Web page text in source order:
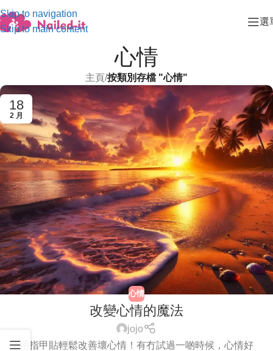
Skip to navigation
Skip to main content
選
心情
主頁/按類別存檔 "心情"
18
2 月
心情
改變心情的魔法
jojo
用指甲貼輕鬆改善壞心情！有冇試過一啲時候，心情好